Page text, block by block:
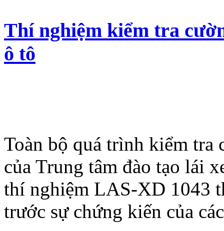
Thí nghiệm kiểm tra
ô tô
Toàn bộ quá trình kiểm tra
của Trung tâm đào tạo lái
thí nghiệm LAS-XD 1043
trước sự chứng kiến của